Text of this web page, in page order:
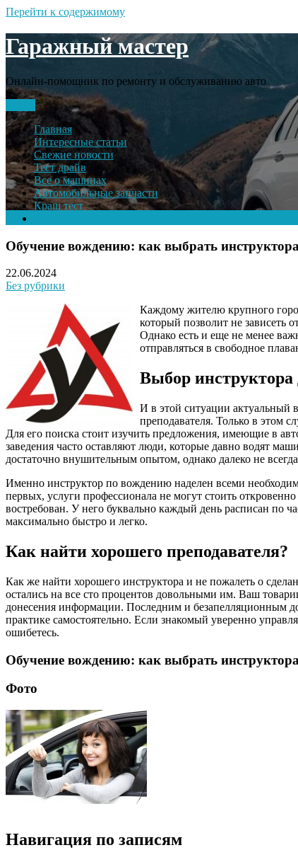
Перейти к содержимому
Гаражный мастер
Онлайн-помощник по ремонту и обслуживанию авто
Главная
Интересные статьи
Свежие новости
Тест драйв
Все о машинах
Автомобильные запчасти
Краш тест
Обучение вождению: как выбрать
22.06.2024
Без рубрики
Каждому жителю крупного
который позволит не зависеть
Однако есть и еще не менее
отправляться в свободное
Выбор инструктора
И в этой ситуации актуальный
преподавателя. Только в этом
Для его поиска стоит изучить предложения, имеющие в
заведения часто оставляют люди, которые давно водят
достаточно внушительным опытом, однако далеко не
Именно инструктор по вождению наделен всеми
первых, услуги профессионала не могут стоить
востребован. У него буквально каждый день расписан по
максимально быстро и легко.
Как найти хорошего преподавателя?
Как же найти хорошего инструктора и не пожалеть о
остались на все сто процентов довольными им. Ваш
донесения информации. Последним и безапелляционным
практике самостоятельно. Если знакомый уверенно
ошибетесь.
Обучение вождению: как выбрать
Фото
Навигация по записям